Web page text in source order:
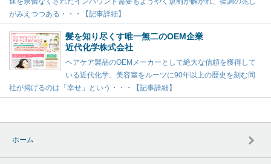
がみえつつある・・・【記事詳細】
髪を知り尽くす唯一無二のOEM企業
近代化学株式会社
ヘアケア製品のOEMメーカーとして絶大な信頼を獲得して
いる近代化学。美容室をルーツに90年以上の歴史を刻む同
社が掲げるのは「幸せ」という・・・【記事詳細】
ホーム